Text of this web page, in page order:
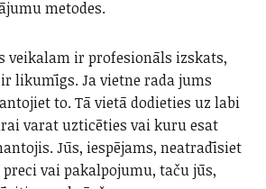
metodes.
veikalam ir profesionāls izskats,
likumīgs. Ja vietne rada jums
to. Tā vietā dodieties uz labi
varat uzticēties vai kuru esat
Jūs, iespējams, neatradīsiet
vai pakalpojumu, taču jūs,